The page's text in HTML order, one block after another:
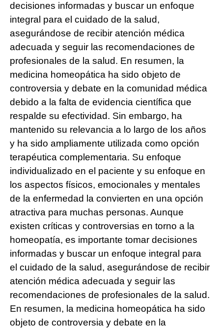
decisiones informadas y buscar un enfoque
integral para el cuidado de la salud,
asegurándose de recibir atención médica
adecuada y seguir las recomendaciones de
profesionales de la salud. En resumen, la
medicina homeopática ha sido objeto de
controversia y debate en la comunidad médica
debido a la falta de evidencia científica que
respalde su efectividad. Sin embargo, ha
mantenido su relevancia a lo largo de los años
y ha sido ampliamente utilizada como opción
terapéutica complementaria. Su enfoque
individualizado en el paciente y su enfoque en
los aspectos físicos, emocionales y mentales
de la enfermedad la convierten en una opción
atractiva para muchas personas. Aunque
existen críticas y controversias en torno a la
homeopatía, es importante tomar decisiones
informadas y buscar un enfoque integral para
el cuidado de la salud, asegurándose de recibir
atención médica adecuada y seguir las
recomendaciones de profesionales de la salud.
En resumen, la medicina homeopática ha sido
objeto de controversia y debate en la